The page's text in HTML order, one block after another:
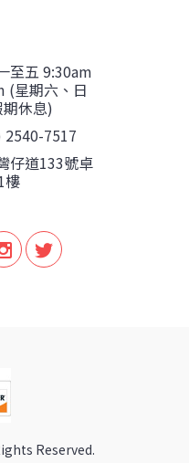
至五 9:30am
(星期六、日
休息)
2540-7517
仔道133號卓
樓
Reserved.